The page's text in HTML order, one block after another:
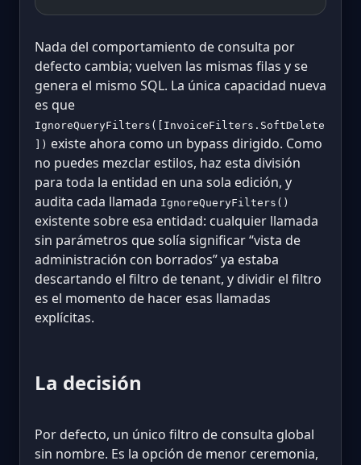
Nada del comportamiento de consulta por
defecto cambia; vuelven las mismas filas y se
genera el mismo SQL. La única capacidad nueva
es que
IgnoreQueryFilters([InvoiceFilters.SoftDelete
]) existe ahora como un bypass dirigido. Como
no puedes mezclar estilos, haz esta división
para toda la entidad en una sola edición, y
audita cada llamada IgnoreQueryFilters()
existente sobre esa entidad: cualquier llamada
sin parámetros que solía significar “vista de
administración con borrados” ya estaba
descartando el filtro de tenant, y dividir el filtro
es el momento de hacer esas llamadas
explícitas.
La decisión
Por defecto, un único filtro de consulta global
sin nombre. Es la opción de menor ceremonia,